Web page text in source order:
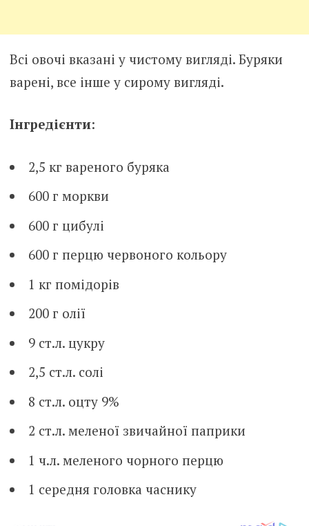
Всі овочі вказані у чистому вигляді. Буряки
варені, все інше у сирому вигляді.
Інгредієнти:
2,5 кг вареного буряка
600 г моркви
600 г цибулі
600 г перцю червоного кольору
1 кг помідорів
200 г олії
9 ст.л. цукру
2,5 ст.л. солі
8 ст.л. оцту 9%
2 ст.л. меленої звичайної паприки
1 ч.л. меленого чорного перцю
1 середня головка часнику